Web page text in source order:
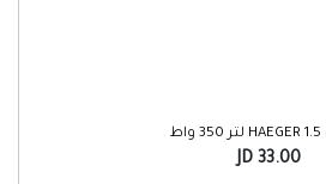
33.00 JD